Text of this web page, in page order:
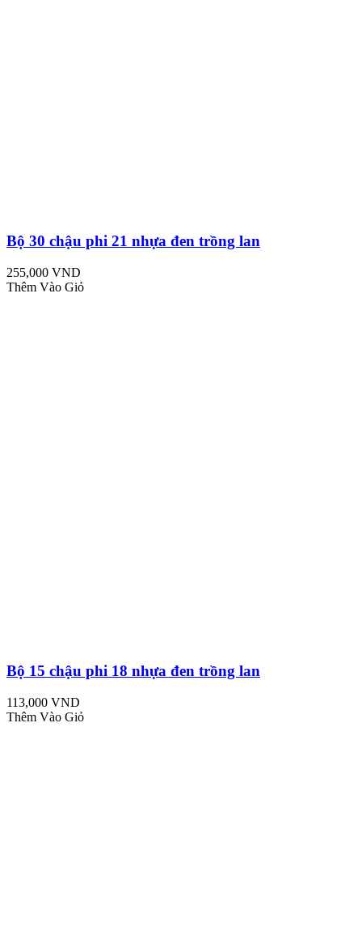
Bộ 30 chậu phi 21 nhựa đen trồng lan
255,000 VND
Thêm Vào Giỏ
Bộ 15 chậu phi 18 nhựa đen trồng lan
113,000 VND
Thêm Vào Giỏ